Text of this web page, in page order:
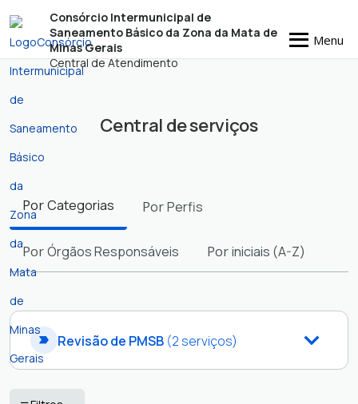
Consórcio Intermunicipal de
Saneamento Básico da Zona da Mata de
Minas Gerais
Central de Atendimento
Menu
Central de serviços
Filtros
PorCategorias PorPerfis
PorÓrgãos Responsáveis Poriniciais (A-Z)
Revisão de PMSB (2 serviços)